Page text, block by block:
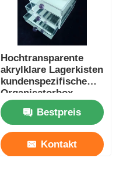
Hochtransparente
akrylklare Lagerkisten
kundenspezifische
Organisatorbox
Bestpreis
Kontakt